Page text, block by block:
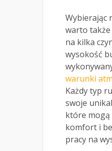
Wybierając
warto
na kilka
wysokość
warunki
Każdy typ
swoje
które mogą
komfort i
pracy na